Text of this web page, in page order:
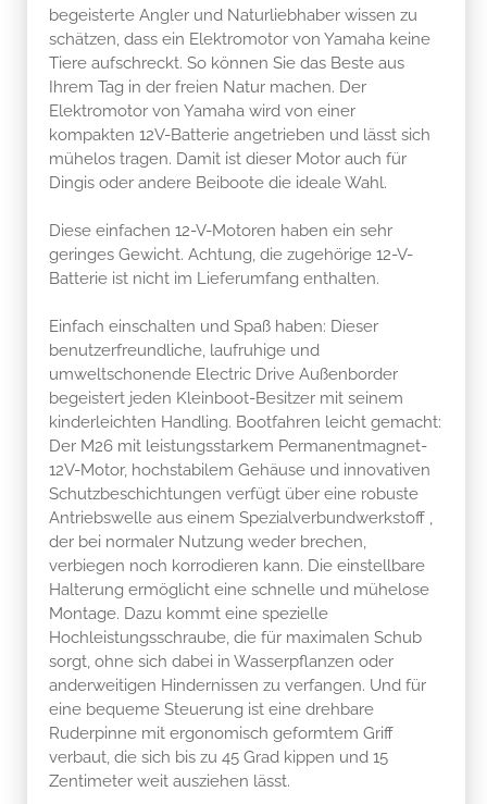
begeisterte Angler und Naturliebhaber wissen zu
schätzen, dass ein Elektromotor von Yamaha keine
Tiere aufschreckt. So können Sie das Beste aus
Ihrem Tag in der freien Natur machen. Der
Elektromotor von Yamaha wird von einer
kompakten 12V-Batterie angetrieben und lässt sich
mühelos tragen. Damit ist dieser Motor auch für
Dingis oder andere Beiboote die ideale Wahl.
Diese einfachen 12-V-Motoren haben ein sehr
geringes Gewicht. Achtung, die zugehörige 12-V-
Batterie ist nicht im Lieferumfang enthalten.
Einfach einschalten und Spaß haben: Dieser
benutzerfreundliche, laufruhige und
umweltschonende Electric Drive Außenborder
begeistert jeden Kleinboot-Besitzer mit seinem
kinderleichten Handling. Bootfahren leicht gemacht:
Der M26 mit leistungsstarkem Permanentmagnet-
12V-Motor, hochstabilem Gehäuse und innovativen
Schutzbeschichtungen verfügt über eine robuste
Antriebswelle aus einem Spezialverbundwerkstoff ,
der bei normaler Nutzung weder brechen,
verbiegen noch korrodieren kann. Die einstellbare
Halterung ermöglicht eine schnelle und mühelose
Montage. Dazu kommt eine spezielle
Hochleistungsschraube, die für maximalen Schub
sorgt, ohne sich dabei in Wasserpflanzen oder
anderweitigen Hindernissen zu verfangen. Und für
eine bequeme Steuerung ist eine drehbare
Ruderpinne mit ergonomisch geformtem Griff
verbaut, die sich bis zu 45 Grad kippen und 15
Zentimeter weit ausziehen lässt.